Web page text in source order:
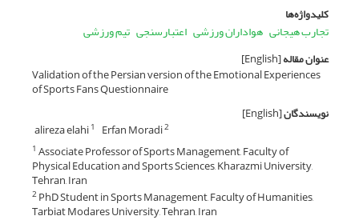
کلیدواژه‌ها
تجارب هیجانی هواداران ورزشی اعتبارسنجی تیم ورزشی
عنوان مقاله[English]
Validation of the Persian version of the Emotional Experiences
of Sports Fans Questionnaire
نویسندگان[English]
alireza elahi1 Erfan Moradi2
1 Associate Professor of Sports Management, Faculty of
Physical Education and Sports Sciences, Kharazmi University,
Tehran, Iran
2PhD Student in Sports Management, Faculty of Humanities,
Tarbiat Modares University, Tehran, Iran